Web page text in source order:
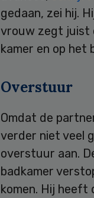
gedaan, zei hij.
vrouw zegt juist
kamer en op het
Overstuur
Omdat de
verder niet veel
overstuur aan.
badkamer
komen. Hij heeft